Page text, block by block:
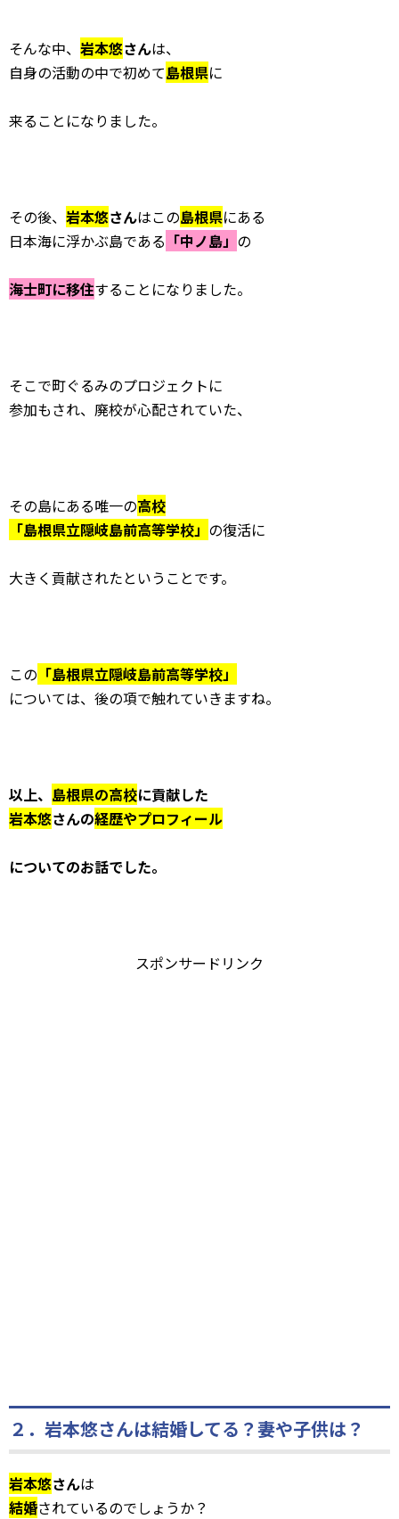
そんな中、 岩本悠さんは、
自身の活動の中で初めて島根県に
来ることになりました。
その後、 岩本悠さんはこの島根県にある
日本海に浮かぶ島である 「中ノ島」 の
海士町に移住することになりました。
そこで町ぐるみのプロジェクトに
参加もされ、廃校が心配されていた、
その島にある唯一の高校
「島根県立隠岐島前高等学校」 の復活に
大きく貢献されたということです。
この 「島根県立隠岐島前高等学校」
については、後の項で触れていきますね。
以上、 島根県の高校に貢献した
岩本悠さんの経歴やプロフィール
についてのお話でした。
スポンサードリンク
２．岩本悠さんは結婚してる？妻や子供は？
岩本悠さんは
結婚されているのでしょうか？